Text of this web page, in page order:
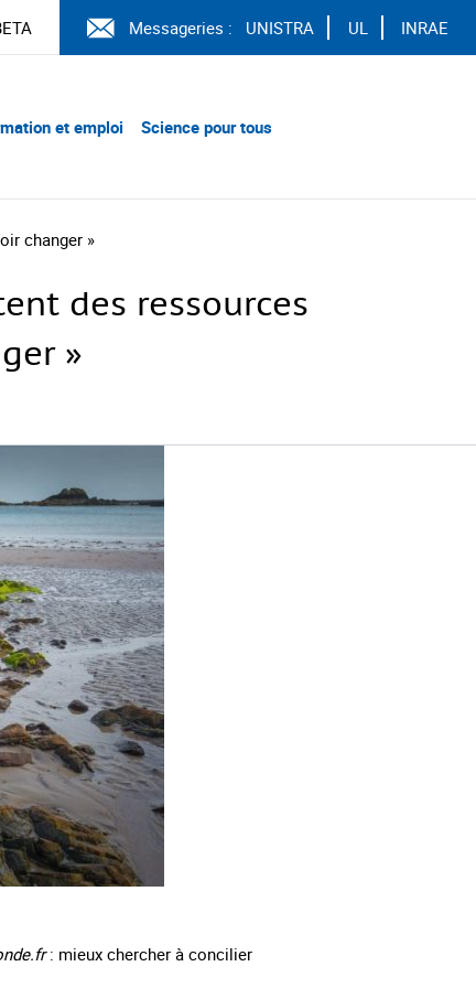
Messageries : UNISTRA UL INRAE
et emploi Science pour tous
changer »
des ressources
»
: mieux chercher à concilier